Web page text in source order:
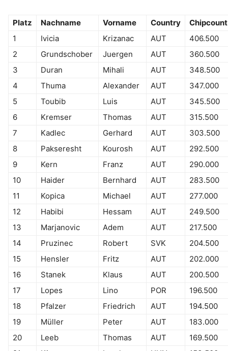
Platz Nachname Vorname Country
Chipcount
1
Ivicia Krizanac AUT
406.500
2
Grundschober Juergen AUT
360.500
3
Duran Mihali AUT
348.500
4
Thuma Alexander AUT
347.000
5
Toubib Luis AUT
345.500
6
Kremser Thomas AUT
315.500
7
Kadlec Gerhard AUT
303.500
8
Pakseresht Kourosh AUT
292.500
9
Kern Franz AUT
290.000
10
Haider Bernhard AUT
283.500
11
Kopica Michael AUT
277.000
12
Habibi Hessam AUT
249.500
13
Marjanovic Adem AUT
217.500
14
Pruzinec Robert SVK
204.500
15
Hensler Fritz AUT
202.000
16
Stanek Klaus AUT
200.500
17
Lopes Lino POR
196.500
18
Pfalzer Friedrich AUT
194.500
19
Müller Peter AUT
183.000
20
Leeb Thomas AUT
169.500